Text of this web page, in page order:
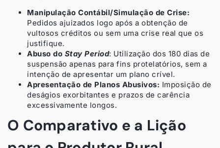
Manipulação Contábil/Simulação de Crise:
Pedidos ajuizados logo após a obtenção de
vultosos créditos ou sem uma crise real que os
justifique.
Abuso do Stay Period: Utilização dos 180 dias de
suspensão apenas para fins protelatórios, sem a
intenção de apresentar um plano crível.
Apresentação de Planos Abusivos: Imposição de
deságios exorbitantes e prazos de carência
excessivamente longos.
O Comparativo e a Lição